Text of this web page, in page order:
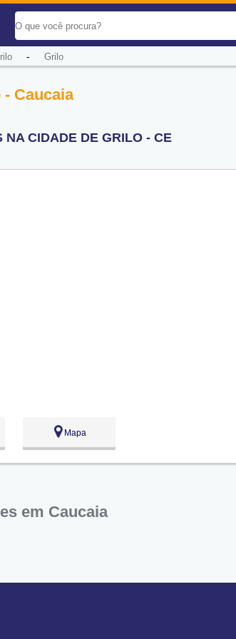
- Grilo
Caucaia
NA CIDADE DE GRILO - CE
Mapa
em Caucaia